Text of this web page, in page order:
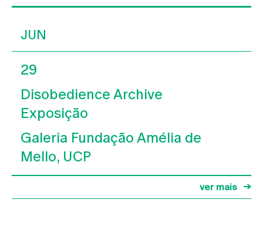
JUN
29
Disobedience Archive
Exposição
Galeria Fundação Amélia de
Mello, UCP
ver mais